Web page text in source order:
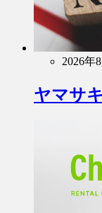
2026年
ヤマサ